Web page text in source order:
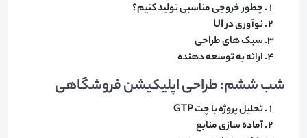
​چطور خروجی مناسبی تولید کنیم؟
نوآوری در UI
سبک های طراحی
ارائه به توسعه دهنده
شب ششم: طراحی اپلیکیشن فروشگاهی
​تحلیل پروژه با چت GTP
آماده سازی منابع